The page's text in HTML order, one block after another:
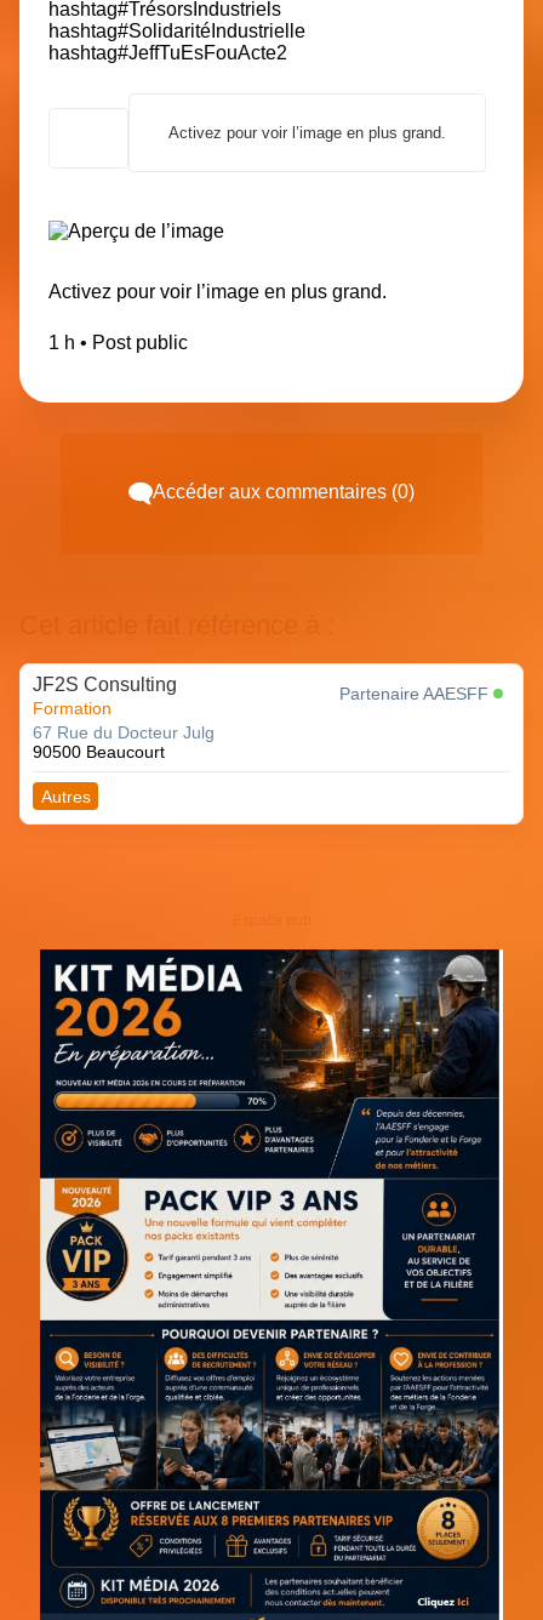
hashtag#TrésorsIndustriels
hashtag#SolidaritéIndustrielle
hashtag#JeffTuEsFouActe2
Activez pour voir l’image en plus grand.
Activez pour voir l’image en plus grand.
1 h • Post public
Accéder aux commentaires (0)
JF2S Consulting
Formation
Partenaire AAESFF
67 Rue du Docteur Julg
90500 Beaucourt
Autres